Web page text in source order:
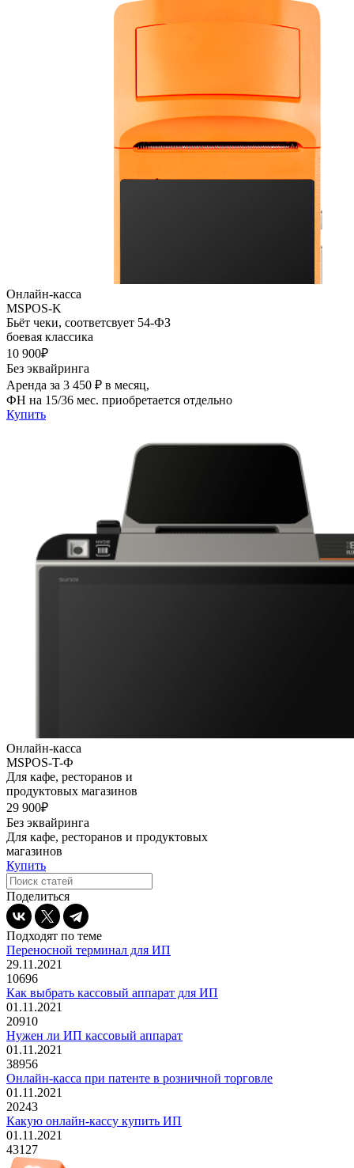
Онлайн-касса
MSPOS-K
Бьёт чеки, соответсвует 54-ФЗ
боевая классика
10 900₽
Без эквайринга
Аренда за 3 450 ₽ в месяц,
ФН на 15/36 мес. приобретается отдельно
Купить
Онлайн-касса
MSPOS-T-Ф
Для кафе, ресторанов и
продуктовых магазинов
29 900₽
Без эквайринга
Для кафе, ресторанов и продуктовых
магазинов
Купить
Поделиться
Подходят по теме
Переносной терминал для ИП
29.11.2021
10696
Как выбрать кассовый аппарат для ИП
01.11.2021
20910
Нужен ли ИП кассовый аппарат
01.11.2021
38956
Онлайн-касса при патенте в розничной торговле
01.11.2021
20243
Какую онлайн-кассу купить ИП
01.11.2021
43127